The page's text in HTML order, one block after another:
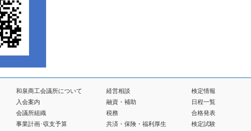
和泉商工会議所について
入会案内
会議所組織
事業計画･収支予算
経営相談
融資・補助
税務
共済・保険・福利厚生
検定情報
日程一覧
合格発表
検定試験